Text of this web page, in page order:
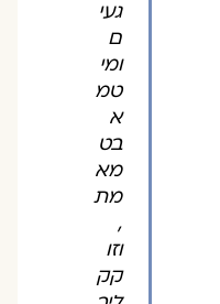
געי
ם
ומי
טמ
א
בט
מא
מת
,
וזו
קק